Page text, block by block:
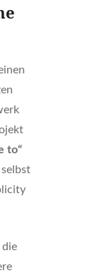
to“
die